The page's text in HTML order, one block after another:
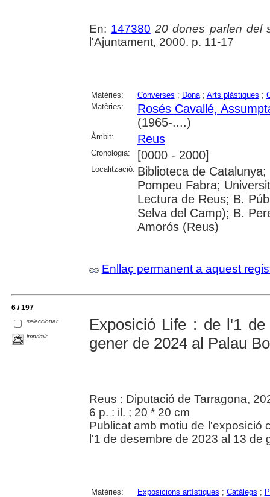
En: 147380 20 dones parlen del
l'Ajuntament, 2000. p. 11-17
Matèries: Converses ; Dona; Arts plàstiques ;
Matèries:
Rosés Cavallé,
(1965-....)
Àmbit: Reus
Cronologia: [0000 - 2000]
Localització: Biblioteca de
Pompeu Fabra;
Lectura de Reus; B.
Selva del Camp); B.
Amorós (Reus)
Enllaç permanent a aquest
6 / 197
seleccionar
imprimir
Exposició Life : de l'1
gener de 2024 al Palau
Reus : Diputació de Tarragona,
6 p. : il. ; 20 * 20 cm
Publicat amb motiu de l'exposició
l'1 de desembre de 2023 al 13 de
Matèries: Exposicions artístiques ; Catàlegs ;